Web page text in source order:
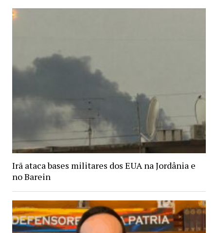
Irã ataca bases militares dos EUA na Jordânia e
no Barein